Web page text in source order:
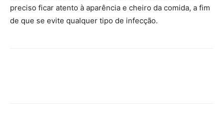
preciso ficar atento à aparência e cheiro da comida, a fim
de que se evite qualquer tipo de infecção.